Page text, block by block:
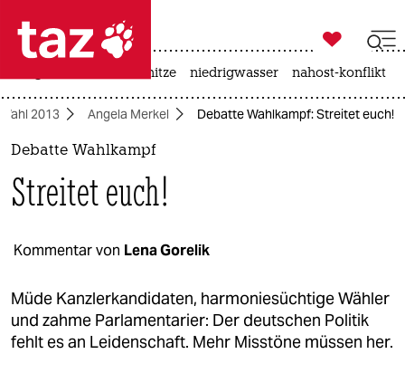
 taz zahl ich
taz zahl ich
politik
öko
gesellschaft
kultur

taz zahl ich
hitze niedrigwasser nahost-konflikt
Wahl 2013 Angela Merkel Debatte Wahlkampf: Streitet euch!
Debatte Wahlkampf
Streitet euch!
Kommentar von Lena Gorelik
Müde Kanzlerkandidaten, harmoniesüchtige Wähler
und zahme Parlamentarier: Der deutschen Politik
fehlt es an Leidenschaft. Mehr Misstöne müssen her.